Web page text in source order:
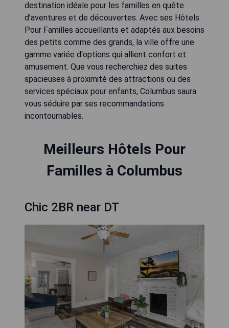
destination idéale pour les familles en quête
d'aventures et de découvertes. Avec ses Hôtels
Pour Familles accueillants et adaptés aux besoins
des petits comme des grands, la ville offre une
gamme variée d'options qui allient confort et
amusement. Que vous recherchiez des suites
spacieuses à proximité des attractions ou des
services spéciaux pour enfants, Columbus saura
vous séduire par ses recommandations
incontournables.
Meilleurs Hôtels Pour
Familles à Columbus
Chic 2BR near DT